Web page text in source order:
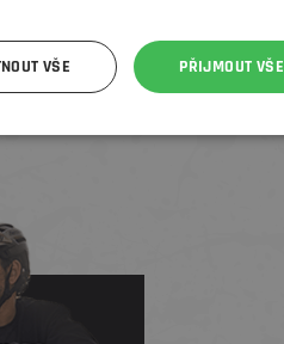
PŘIJMOUT VŠE
VŠE